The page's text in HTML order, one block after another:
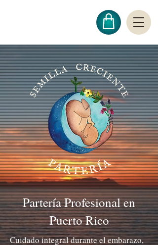
Partería Profesional en
Puerto Rico
Cuidado integral durante el embarazo,